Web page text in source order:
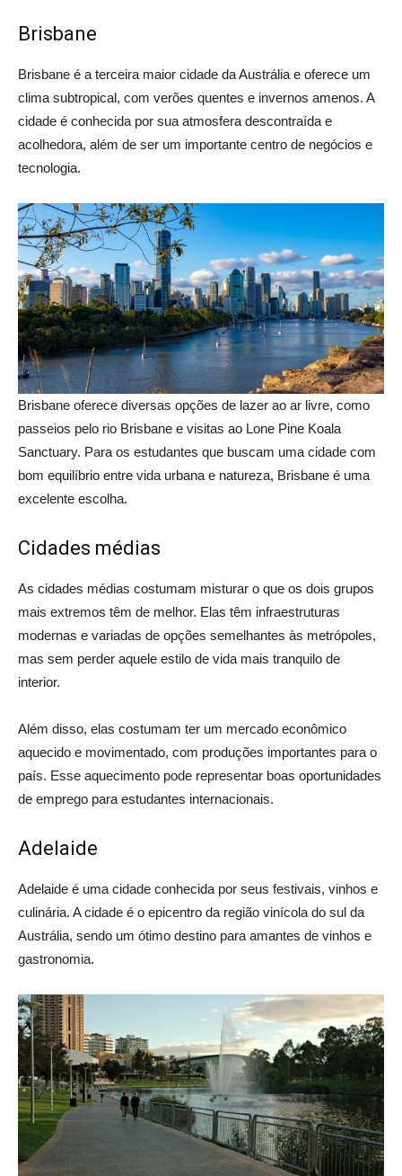
Brisbane
Brisbane é a terceira maior cidade da Austrália e oferece um
clima subtropical, com verões quentes e invernos amenos. A
cidade é conhecida por sua atmosfera descontraída e
acolhedora, além de ser um importante centro de negócios e
tecnologia.
Brisbane oferece diversas opções de lazer ao ar livre, como
passeios pelo rio Brisbane e visitas ao Lone Pine Koala
Sanctuary. Para os estudantes que buscam uma cidade com
bom equilíbrio entre vida urbana e natureza, Brisbane é uma
excelente escolha.
Cidades médias
As cidades médias costumam misturar o que os dois grupos
mais extremos têm de melhor. Elas têm infraestruturas
modernas e variadas de opções semelhantes às metrópoles,
mas sem perder aquele estilo de vida mais tranquilo de
interior.
Além disso, elas costumam ter um mercado econômico
aquecido e movimentado, com produções importantes para o
país. Esse aquecimento pode representar boas oportunidades
de emprego para estudantes internacionais.
Adelaide
Adelaide é uma cidade conhecida por seus festivais, vinhos e
culinária. A cidade é o epicentro da região vinícola do sul da
Austrália, sendo um ótimo destino para amantes de vinhos e
gastronomia.